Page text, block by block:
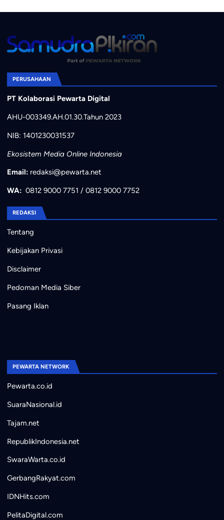
PERUSAHAAN
PT Kolaborasi Pewarta Digital
AHU-003349.AH.01.30.Tahun 2023
NIB: 1401230031537
Ekosistem Media Online Indonesia
Email: redaksi@pewarta.net
WA: 0812 9000 7751 / 0812 9000 7752
REDAKSI
Tentang
Kebijakan Privasi
Disclaimer
Pedoman Media Siber
Pasang Iklan
PEWARTA NETWORK
Pewarta.co.id
SuaraNasional.id
Tajam.net
RepublikIndonesia.net
SwaraWarta.co.id
GerbangRakyat.com
IDNHits.com
PelitaDigital.com